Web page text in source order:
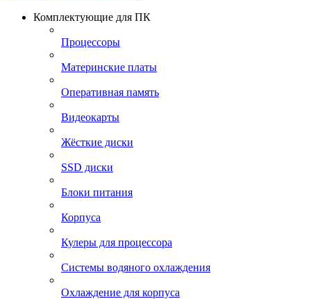
Комплектующие для ПК
Процессоры
Материнские платы
Оперативная память
Видеокарты
Жёсткие диски
SSD диски
Блоки питания
Корпуса
Кулеры для процессора
Системы водяного охлаждения
Охлаждение для корпуса